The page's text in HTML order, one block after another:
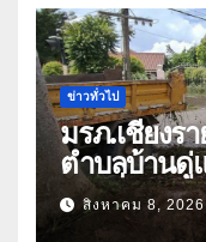
ข่าวทั่วไป
มรภ.เชียงร
ตำบลบ้านดู่
ลอกสิ่งกีดข
ปัญหาน้ำท่ว
สิงหาคม 8,